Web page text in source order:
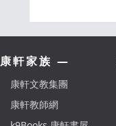
康軒家族 —
康軒文教集團
康軒教師網